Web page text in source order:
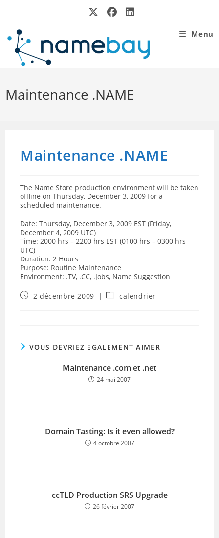
Menu
Maintenance .NAME
Maintenance .NAME
The Name Store production environment will be taken
offline on Thursday, December 3, 2009 for a
scheduled maintenance.
Date: Thursday, December 3, 2009 EST (Friday,
December 4, 2009 UTC)
Time: 2000 hrs – 2200 hrs EST (0100 hrs – 0300 hrs
UTC)
Duration: 2 Hours
Purpose: Routine Maintenance
Environment: .TV, .CC, .Jobs, Name Suggestion
Publication
2 décembre 2009
Postcalendrier
VOUS DEVRIEZ ÉGALEMENT AIMER
Maintenance .com et .net
24 mai 2007
Domain Tasting: Is it even allowed?
4 octobre 2007
ccTLD Production SRS Upgrade
26 février 2007